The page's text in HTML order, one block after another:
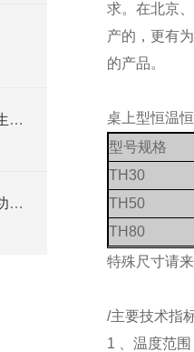
定期维护恒温老化箱为科研与生产提供可靠的支持
关于恒温老化房的多效自处理功能分析
求。在北京
产的，更有
的产品。
桌上型恒温
型号规格
TH30
TH50
TH80
特殊尺寸请
/主要技术指
1
、温度范